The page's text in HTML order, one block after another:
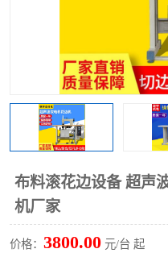
布料滚花边设备 超声
机厂家
价格： 3800.00 元/台 起